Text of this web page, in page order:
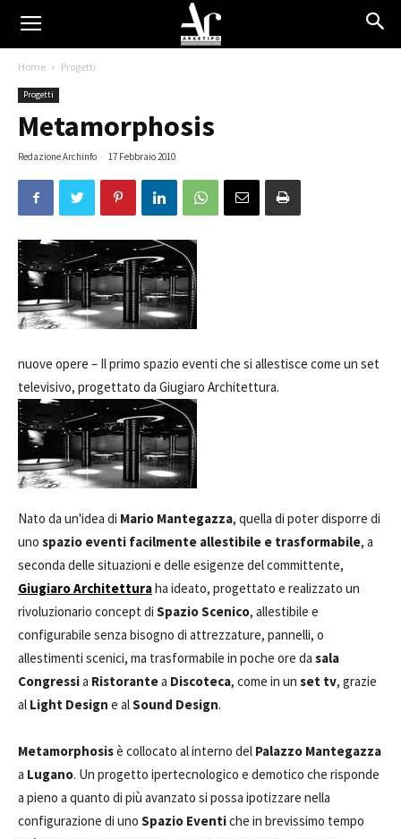
Home Progetti
Progetti
Metamorphosis
Redazione Archinfo - 17 Febbraio 2010
nuove opere – Il primo spazio eventi che si allestisce come un set
televisivo, progettato da Giugiaro Architettura.
Nato da un'idea di Mario Mantegazza, quella di poter disporre di
uno spazio eventi facilmente allestibile e trasformabile, a
seconda delle situazioni e delle esigenze del committente,
Giugiaro Architetturaha ideato, progettato e realizzato un
rivoluzionario concept di Spazio Scenico, allestibile e
configurabile senza bisogno di attrezzature, pannelli, o
allestimenti scenici, ma trasformabile in poche ore da sala
Congressia Ristorantea Discoteca, come in un set tv, grazie
al Light Design e alSound Design.
Metamorphosisè collocato al interno del Palazzo Mantegazza
a Lugano. Un progetto ipertecnologico e demotico che risponde
a pieno a quanto di più avanzato si possa ipotizzare nella
configurazione di uno Spazio Eventiche in brevissimo tempo